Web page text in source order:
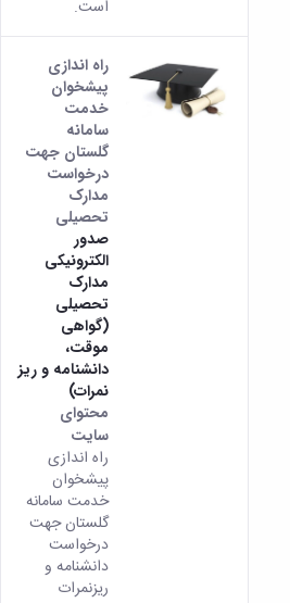
است.
راه اندازی
پیشخوان
خدمت
سامانه
گلستان جهت
درخواست
مدارک
تحصیلی
صدور
الکترونیکی
مدارک
تحصیلی
(گواهی
موقت،
دانشنامه و ریز
نمرات)
محتوای
سایت
راه اندازی
پیشخوان
خدمت سامانه
گلستان جهت
درخواست
دانشنامه و
ریزنمرات